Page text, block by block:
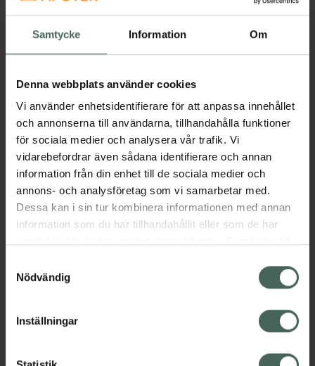
Samtycke Information Om
Denna webbplats använder cookies
Vi använder enhetsidentifierare för att anpassa innehållet
och annonserna till användarna, tillhandahålla funktioner
för sociala medier och analysera vår trafik. Vi
vidarebefordrar även sådana identifierare och annan
information från din enhet till de sociala medier och
annons- och analysföretag som vi samarbetar med.
Dessa kan i sin tur kombinera informationen med annan
information som du har tillhandahållit eller som de har
återkalla ditt samtycke via webbplatsens
cookieinställningar. Ett återkallat samtycke påverkar inte
lagligheten av behandling som skett innan återkallelsen.
Nödvändig
Inställningar
Köp via ditt recept
Beskrivning Dölj
Läs alltid bipacksedeln innan
användning.
EAN:
07046260456273